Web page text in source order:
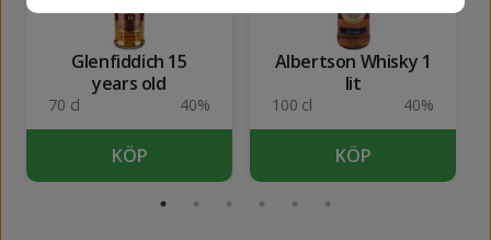
Glenfiddich 15
years old
70 cl 40%
KÖP
Albertson Whisky 1
lit
100 cl 40%
KÖP